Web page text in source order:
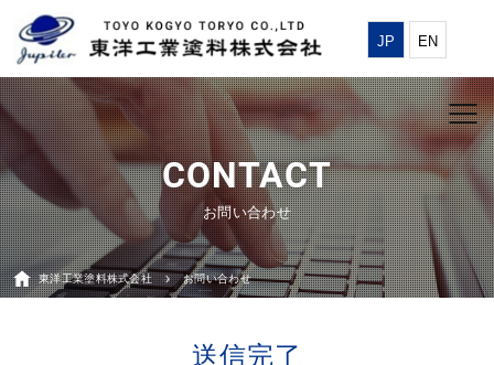
JP EN
お問い合わせ
東洋工業塗料株式会社 お問い合わせ
送信完了